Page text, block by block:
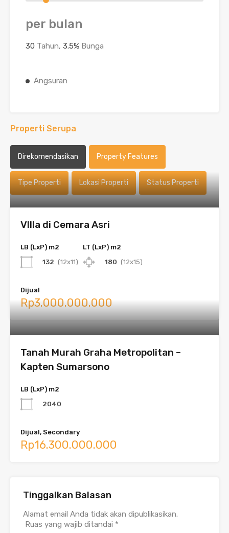
per bulan
30 Tahun, 3.5% Bunga
Angsuran
Properti Serupa
Direkomendasikan Property Features
Tipe Properti Lokasi Properti Status Properti
VIlla di Cemara Asri
LB (LxP) m2
132 (12x11)
LT (LxP) m2
180 (12x15)
Dijual
Rp3.000.000.000
Tanah Murah Graha Metropolitan –
Kapten Sumarsono
LB (LxP) m2
2040
Dijual, Secondary
Rp16.300.000.000
Tinggalkan Balasan
Alamat email Anda tidak akan dipublikasikan.
Ruas yang wajib ditandai *